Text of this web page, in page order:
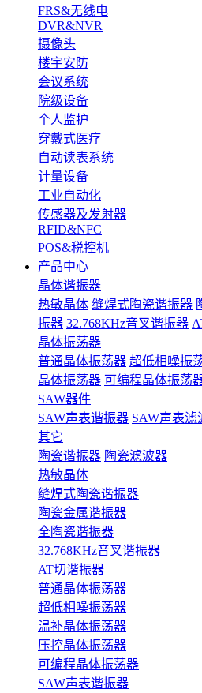
FRS&无线电
DVR&NVR
摄像头
楼宇安防
会议系统
院级设备
个人监护
穿戴式医疗
自动读表系统
计量设备
工业自动化
传感器及发射器
RFID&NFC
POS&税控机
产品中心
晶体谐振器
热敏晶体 缝焊式陶瓷谐振器
振器 32.768KHz音叉谐振器
晶体振荡器
普通晶体振荡器 超低相噪振
晶体振荡器 可编程晶体振荡
SAW器件
SAW声表谐振器 SAW声表滤
其它
陶瓷谐振器 陶瓷滤波器
热敏晶体
缝焊式陶瓷谐振器
陶瓷金属谐振器
全陶瓷谐振器
32.768KHz音叉谐振器
AT切谐振器
普通晶体振荡器
超低相噪振荡器
温补晶体振荡器
压控晶体振荡器
可编程晶体振荡器
SAW声表谐振器